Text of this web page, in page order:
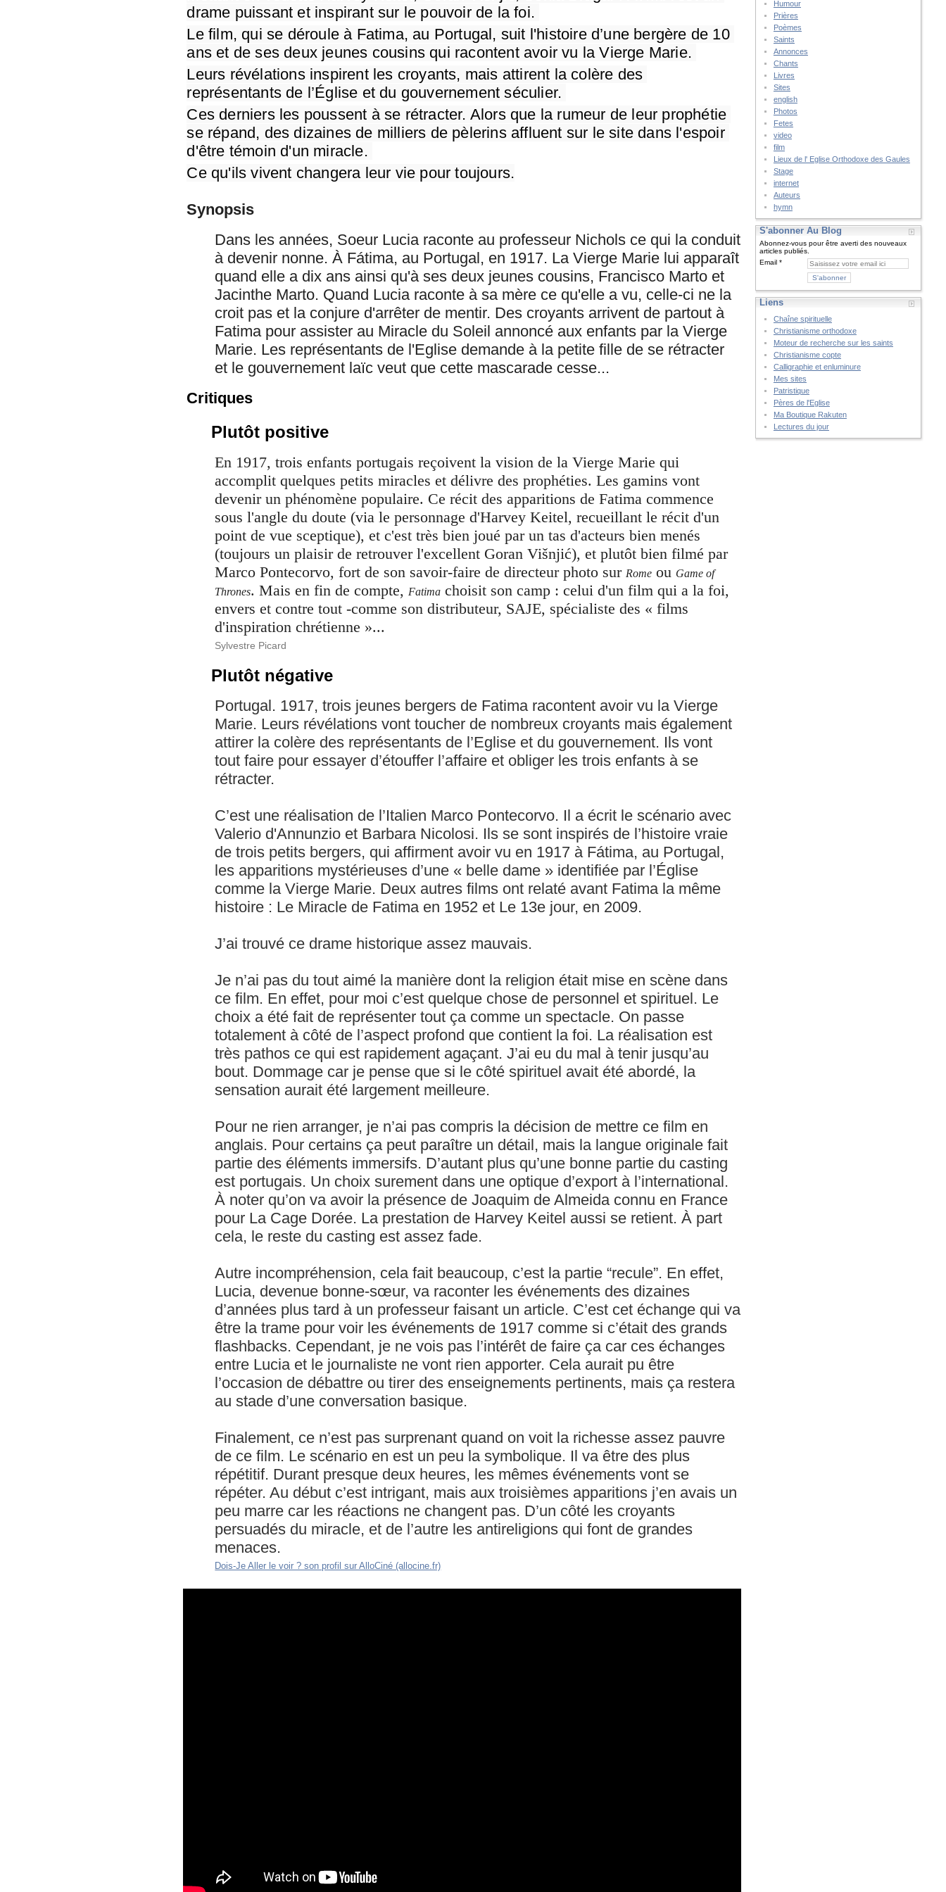
drame puissant et inspirant sur le pouvoir de la foi.
Le film, qui se déroule à Fatima, au Portugal, suit l'histoire d’une bergère de 10
ans et de ses deux jeunes cousins qui racontent avoir vu la Vierge Marie.
Leurs révélations inspirent les croyants, mais attirent la colère des
représentants de l’Église et du gouvernement séculier.
Ces derniers les poussent à se rétracter. Alors que la rumeur de leur prophétie
se répand, des dizaines de milliers de pèlerins affluent sur le site dans l'espoir
d'être témoin d'un miracle.
Ce qu'ils vivent changera leur vie pour toujours.
Synopsis
Dans les années, Soeur Lucia raconte au professeur Nichols ce qui la conduit
à devenir nonne. À Fátima, au Portugal, en 1917. La Vierge Marie lui apparaît
quand elle a dix ans ainsi qu'à ses deux jeunes cousins, Francisco Marto et
Jacinthe Marto. Quand Lucia raconte à sa mère ce qu'elle a vu, celle-ci ne la
croit pas et la conjure d'arrêter de mentir. Des croyants arrivent de partout à
Fatima pour assister au Miracle du Soleil annoncé aux enfants par la Vierge
Marie. Les représentants de l'Eglise demande à la petite fille de se rétracter
et le gouvernement laïc veut que cette mascarade cesse...
Critiques
Plutôt positive
En 1917, trois enfants portugais reçoivent la vision de la Vierge Marie qui
accomplit quelques petits miracles et délivre des prophéties. Les gamins vont
devenir un phénomène populaire. Ce récit des apparitions de Fatima commence
sous l'angle du doute (via le personnage d'Harvey Keitel, recueillant le récit d'un
point de vue sceptique), et c'est très bien joué par un tas d'acteurs bien menés
(toujours un plaisir de retrouver l'excellent Goran Višnjić), et plutôt bien filmé par
Marco Pontecorvo, fort de son savoir-faire de directeur photo surRome ou Game of
Thrones. Mais en fin de compte,Fatima choisit son camp : celui d'un film qui a la foi,
envers et contre tout -comme son distributeur, SAJE, spécialiste des « films
d'inspiration chrétienne »...
Sylvestre Picard
Plutôt négative
Portugal. 1917, trois jeunes bergers de Fatima racontent avoir vu la Vierge
Marie. Leurs révélations vont toucher de nombreux croyants mais également
attirer la colère des représentants de l’Eglise et du gouvernement. Ils vont
tout faire pour essayer d’étouffer l’affaire et obliger les trois enfants à se
rétracter.
C’est une réalisation de l’Italien Marco Pontecorvo. Il a écrit le scénario avec
Valerio d'Annunzio et Barbara Nicolosi. Ils se sont inspirés de l’histoire vraie
de trois petits bergers, qui affirment avoir vu en 1917 à Fátima, au Portugal,
les apparitions mystérieuses d’une « belle dame » identifiée par l’Église
comme la Vierge Marie. Deux autres films ont relaté avant Fatima la même
histoire : Le Miracle de Fatima en 1952 et Le 13e jour, en 2009.
J’ai trouvé ce drame historique assez mauvais.
Je n’ai pas du tout aimé la manière dont la religion était mise en scène dans
ce film. En effet, pour moi c’est quelque chose de personnel et spirituel. Le
choix a été fait de représenter tout ça comme un spectacle. On passe
totalement à côté de l’aspect profond que contient la foi. La réalisation est
très pathos ce qui est rapidement agaçant. J’ai eu du mal à tenir jusqu’au
bout. Dommage car je pense que si le côté spirituel avait été abordé, la
sensation aurait été largement meilleure.
Pour ne rien arranger, je n’ai pas compris la décision de mettre ce film en
anglais. Pour certains ça peut paraître un détail, mais la langue originale fait
partie des éléments immersifs. D’autant plus qu’une bonne partie du casting
est portugais. Un choix surement dans une optique d’export à l’international.
À noter qu’on va avoir la présence de Joaquim de Almeida connu en France
pour La Cage Dorée. La prestation de Harvey Keitel aussi se retient. À part
cela, le reste du casting est assez fade.
Autre incompréhension, cela fait beaucoup, c’est la partie “recule”. En effet,
Lucia, devenue bonne-sœur, va raconter les événements des dizaines
d’années plus tard à un professeur faisant un article. C’est cet échange qui va
être la trame pour voir les événements de 1917 comme si c’était des grands
flashbacks. Cependant, je ne vois pas l’intérêt de faire ça car ces échanges
entre Lucia et le journaliste ne vont rien apporter. Cela aurait pu être
l’occasion de débattre ou tirer des enseignements pertinents, mais ça restera
au stade d’une conversation basique.
Finalement, ce n’est pas surprenant quand on voit la richesse assez pauvre
de ce film. Le scénario en est un peu la symbolique. Il va être des plus
répétitif. Durant presque deux heures, les mêmes événements vont se
répéter. Au début c’est intrigant, mais aux troisièmes apparitions j’en avais un
peu marre car les réactions ne changent pas. D’un côté les croyants
persuadés du miracle, et de l’autre les antireligions qui font de grandes
menaces.
Dois-Je Aller le voir ? son profil sur AlloCiné (allocine.fr)
Humour
Prières
Poèmes
Saints
Annonces
Chants
Livres
Sites
english
Photos
Fetes
video
film
Lieux de l' Eglise Orthodoxe des Gaules
Stage
internet
Auteurs
hymn
S'abonner Au Blog
Abonnez-vous pour être averti des nouveaux
articles publiés.
Email
Liens
Chaîne spirituelle
Christianisme orthodoxe
Moteur de recherche sur les saints
Christianisme copte
Calligraphie et enluminure
Mes sites
Patristique
Pères de l'Eglise
Ma Boutique Rakuten
Lectures du jour